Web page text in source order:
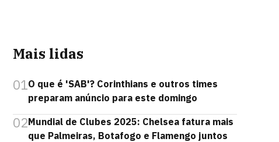
Mais lidas
01O que é 'SAB'? Corinthians e outros times
preparam anúncio para este domingo
02Mundial de Clubes 2025: Chelsea fatura mais
que Palmeiras, Botafogo e Flamengo juntos